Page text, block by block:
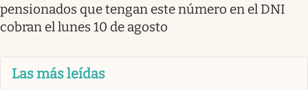
pensionados que tengan este número en el DNI
cobran el lunes 10 de agosto
Las más leídas